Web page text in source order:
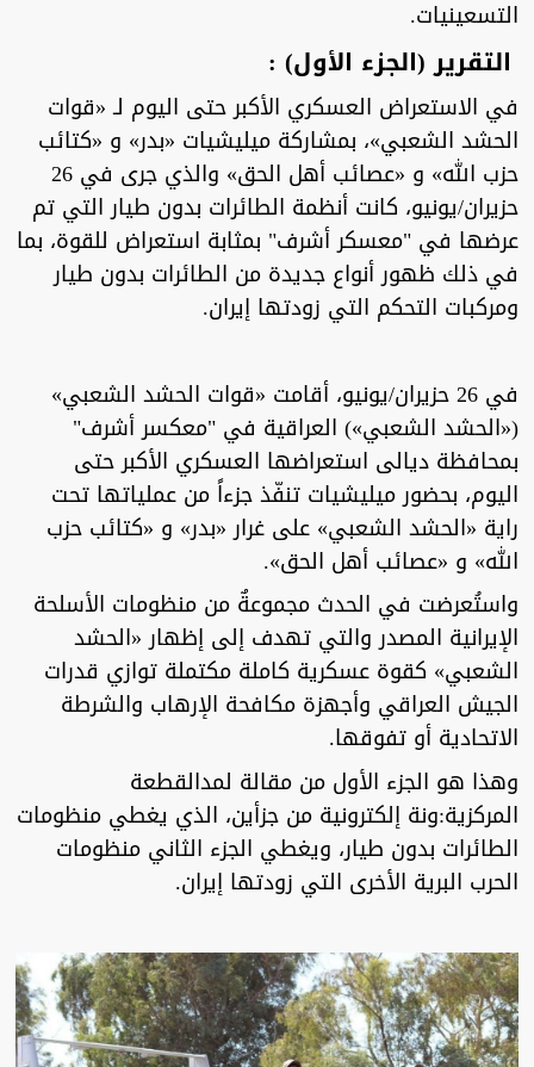
التسعينيات.
التقرير (الجزء الأول) :
في الاستعراض العسكري الأكبر حتى اليوم لـ «قوات
الحشد الشعبي»، بمشاركة ميليشيات «بدر» و «كتائب
حزب الله» و «عصائب أهل الحق» والذي جرى في 26
حزيران/يونيو، كانت أنظمة الطائرات بدون طيار التي تم
عرضها في "معسكر أشرف" بمثابة استعراض للقوة، بما
في ذلك ظهور أنواع جديدة من الطائرات بدون طيار
ومركبات التحكم التي زودتها إيران.
في 26 حزيران/يونيو، أقامت «قوات الحشد الشعبي»
(«الحشد الشعبي») العراقية في "معكسر أشرف"
بمحافظة ديالى استعراضها العسكري الأكبر حتى
اليوم، بحضور ميليشيات تنفّذ جزءاً من عملياتها تحت
راية «الحشد الشعبي» على غرار «بدر» و «كتائب حزب
الله» و «عصائب أهل الحق».
واستُعرضت في الحدث مجموعةٌ من منظومات الأسلحة
الإيرانية المصدر والتي تهدف إلى إظهار «الحشد
الشعبي» كقوة عسكرية كاملة مكتملة توازي قدرات
الجيش العراقي وأجهزة مكافحة الإرهاب والشرطة
الاتحادية أو تفوقها.
وهذا هو الجزء الأول من مقالة لمدالقطعة
المركزية:ونة إلكترونية من جزأين، الذي يغطي منظومات
الطائرات بدون طيار، ويغطي الجزء الثاني منظومات
الحرب البرية الأخرى التي زودتها إيران.